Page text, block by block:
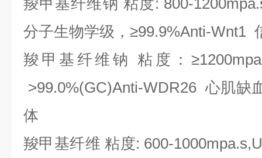
羧甲基纤维钠 粘度: 800-
分子生物学级，≥99.9%Anti-Wnt1
羧甲基纤维钠 粘度：
>99.0%(GC)Anti-WDR26 心肌缺
体
羧甲基纤维 粘度: 600-